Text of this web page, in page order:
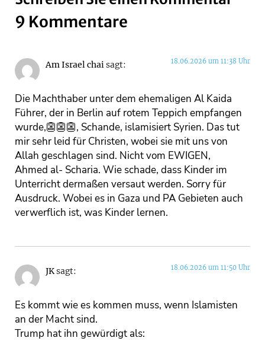
9 Kommentare
Am Israel chaisagt: 18.06.2026 um 11:38 Uhr
Die Machthaber unter dem ehemaligen Al Kaida
Führer, der in Berlin auf rotem Teppich empfangen
wurde,👺👺👺, Schande, islamisiert Syrien. Das tut
mir sehr leid für Christen, wobei sie mit uns von
Allah geschlagen sind. Nicht vom EWIGEN,
Ahmed al- Scharia. Wie schade, dass Kinder im
Unterricht dermaßen versaut werden. Sorry für
Ausdruck. Wobei es in Gaza und PA Gebieten auch
verwerflich ist, was Kinder lernen.
JKsagt: 18.06.2026 um 11:50 Uhr
Es kommt wie es kommen muss, wenn Islamisten
an der Macht sind.
Trump hat ihn gewürdigt als: